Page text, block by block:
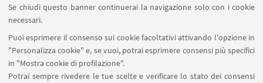
Se chiudi questo banner continuerai la navigazione solo con i cookie
necessari.
Puoi esprimere il consenso sui cookie facoltativi attivando l'opzione in
"Personalizza cookie" e, se vuoi, potrai esprimere consensi più specifici
in "Mostra cookie di profilazione".
Potrai sempre rivedere le tue scelte e verificare lo stato dei consensi
SEGUI UNIBO SU: